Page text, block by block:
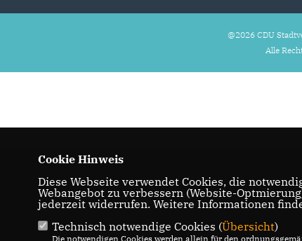
@2026 CDU
Alle
Cookie Hinweis
Diese Webseite verwendet Cookies, die
Webangebot zu verbessern (Website-
jederzeit widerrufen. Weitere Informationen
Technisch notwendige Cookies (Übersicht)
Die notwendigen Cookies werden allein für den